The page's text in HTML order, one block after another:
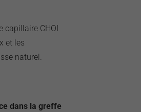
capillaire CHOI
et les
naturel.
dans la greffe